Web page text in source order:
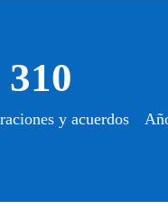
310
y acuerdos